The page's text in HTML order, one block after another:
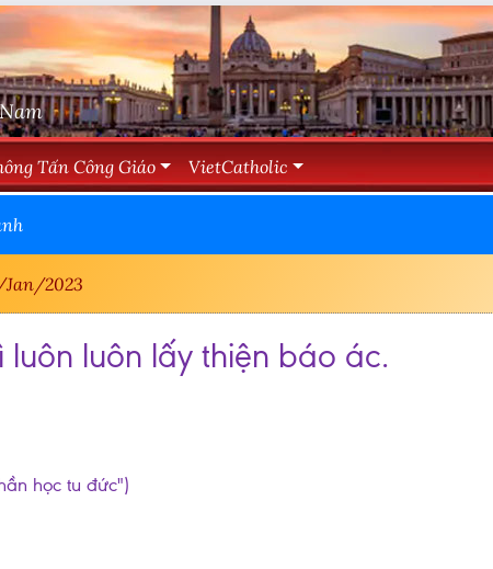
Tấn Công Giáo VietCatholic
Jan/2023
luôn lấy thiện báo ác.
học tu đức")